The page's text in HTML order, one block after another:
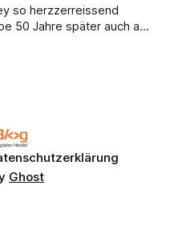
so herzzerreissend
50 Jahre später auch auf
Unterstützung, ich
Ghost